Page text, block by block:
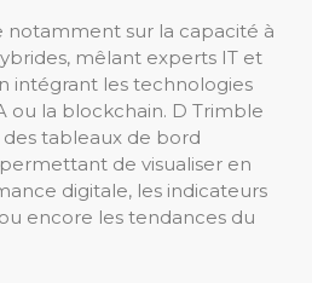
notamment sur la capacité à
mêlant experts IT et
intégrant les technologies
ou la blockchain. D Trimble
tableaux de bord
de visualiser en
digitale, les indicateurs
encore les tendances du